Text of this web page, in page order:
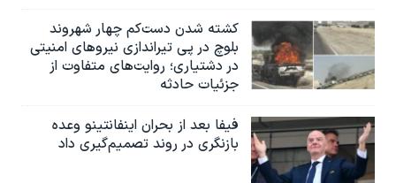
کشته شدن دست‌کم چهار شهروند
بلوچ در پی تیراندازی نیروهای امنیتی
در دشتیاری؛ روایت‌های متفاوت از
جزئیات حادثه
فیفا بعد از بحران اینفانتینو وعده
بازنگری در روند تصمیم‌گیری داد